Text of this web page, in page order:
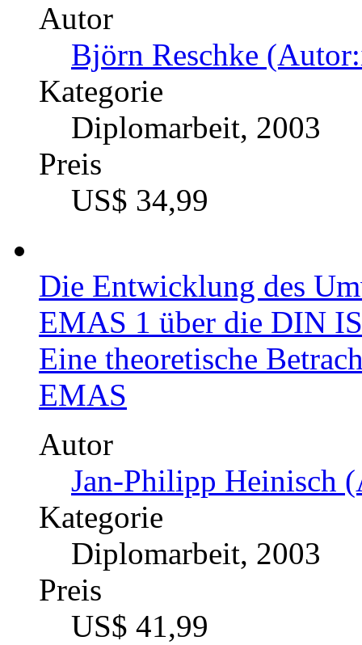
Autor
Björn Reschke
Kategorie
Diplomarbeit, 2003
Preis
US$ 34,99
Die Entwicklung des
EMAS 1 über die DIN
Eine theoretische
EMAS
Autor
Jan-Philipp Heinisch
Kategorie
Diplomarbeit, 2003
Preis
US$ 41,99